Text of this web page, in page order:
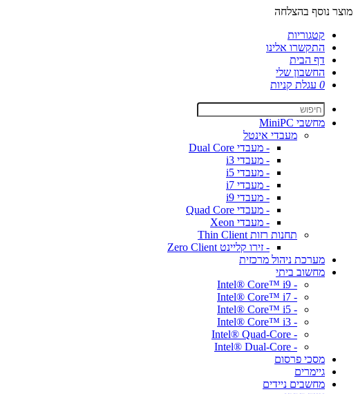
מוצר נוסף בהצלחה
קטגוריות
התקשרו אלינו
דף הבית
החשבון שלי
0 עגלת קניות
מחשבי MiniPC
מעבדי אינטל
- מעבדי Dual Core
- מעבדי i3
- מעבדי i5
- מעבדי i7
- מעבדי i9
- מעבדי Quad Core
- מעבדי Xeon
תחנות רזות Thin Client
- זירו קליינט Zero Client
מערכת ניהול מרכזית
מחשוב ביתי
- Intel® Core™ i9
- Intel® Core™ i7
- Intel® Core™ i5
- Intel® Core™ i3
- Intel® Quad-Core
- Intel® Dual-Core
מסכי פרסום
גיימרים
מחשבים ניידים